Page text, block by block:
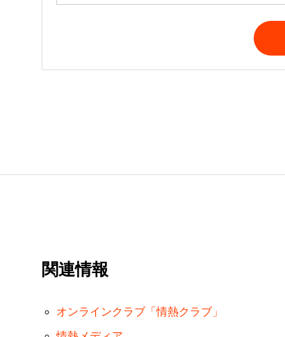
関連情報
オンラインクラブ「情熱クラブ」